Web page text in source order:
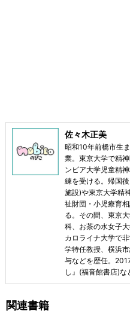
佐々木正美
昭和10年前橋市生
業。東京大学で精
ンビア大学児童精
練を受ける。帰国
施設)や東京大学精
祉財団・小児療育
る。その間、東京
科、お茶の水女子
カロライナ大学で
学特任教授、横浜
与などを歴任。
し』(福音館書店)な
関連書籍